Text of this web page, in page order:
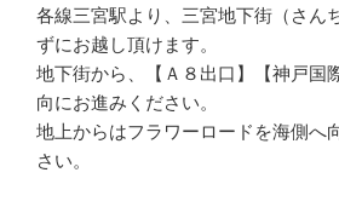
各線三宮駅より、三宮地下街（さん
ずにお越し頂けます。
地下街から、【Ａ８出口】【神戸国
向にお進みください。
地上からはフラワーロードを海側へ
さい。